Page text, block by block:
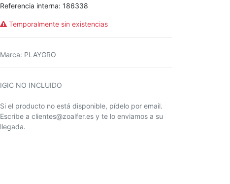
Referencia interna: 186338
Temporalmente sin existencias
Marca: PLAYGRO
IGIC NO INCLUIDO
Si el producto no está disponible, pídelo por email.
Escribe a clientes@zoalfer.es y te lo enviamos a su
llegada.